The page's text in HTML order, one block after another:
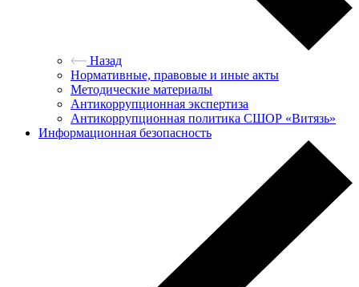
Назад
Нормативные, правовые и иные акты
Методические материалы
Антикоррупционная экспертиза
Антикоррупционная политика СШОР «Витязь»
Информационная безопасность